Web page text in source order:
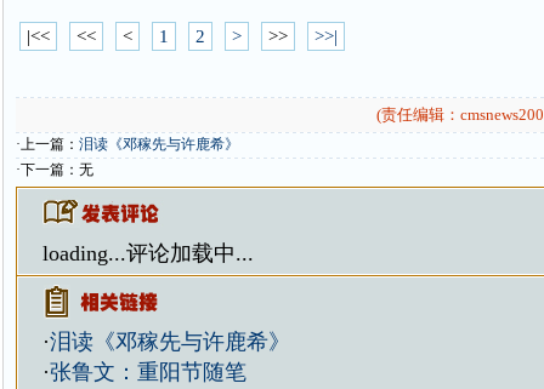
|<< << < 1 2 > >> >>|
(责任编辑：
·上一篇： 泪读《邓稼先与许鹿希》
·下一篇：无
loading...评论加载中...
·泪读《邓稼先与许鹿希》
·张鲁文：重阳节随笔